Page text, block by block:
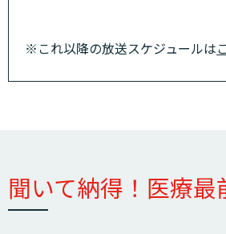
※これ以降の放送スケジュールは
聞いて納得！医療最